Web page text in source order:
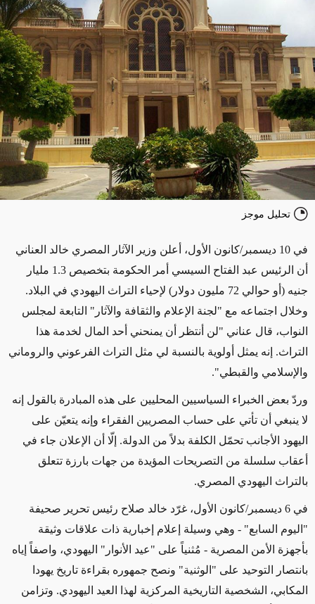
تحليل موجز
في 10 ديسمبر/كانون الأول، أعلن وزير الآثار المصري خالد العناني
أن الرئيس عبد الفتاح السيسي أمر الحكومة بتخصيص 1.3 مليار
جنيه (أو حوالي 72 مليون دولار) لإحياء التراث اليهودي في البلاد.
وخلال اجتماعه مع "لجنة الإعلام والثقافة والآثار" التابعة لمجلس
النواب، قال عناني "لن أنتظر أن يمنحني أحد المال لخدمة هذا
التراث. إنه يمثل أولوية بالنسبة لي مثل التراث الفرعوني والروماني
والإسلامي والقبطي".
وردّ بعض الخبراء السياسيين المحليين على هذه المبادرة بالقول إنه
لا ينبغي أن تأتي على حساب المصريين الفقراء وإنه يتعيّن على
اليهود الأجانب تحمّل الكلفة بدلاً من الدولة. إلّا أن الإعلان جاء في
أعقاب سلسلة من التصريحات المؤيدة من جهات بارزة تتعلق
بالتراث اليهودي المصري.
في 6 ديسمبر/كانون الأول، غرّد خالد صلاح رئيس تحرير صحيفة
"اليوم السابع" - وهي وسيلة إعلام إخبارية ذات علاقات وثيقة
بأجهزة الأمن المصرية - مُثنياً على "عيد الأنوار" اليهودي، واصفاً إياه
بانتصار التوحيد على "الوثنية" ونصح جمهوره بقراءة تاريخ يهودا
المكابي، الشخصية التاريخية المركزية لهذا العيد اليهودي. وتزامن